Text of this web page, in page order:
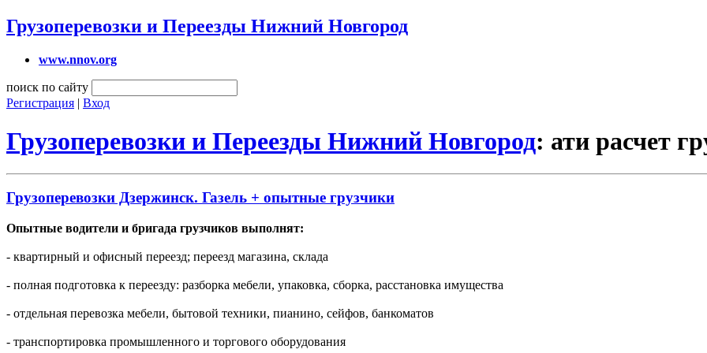
Грузоперевозки и Переезды Нижний Новгород
www.nnov.org
поиск по сайту
Регистрация | Вход
Грузоперевозки и Переезды Нижний Новгород: ати расчет
Грузоперевозки Дзержинск. Газель + опытные грузчики
Опытные водители и бригада грузчиков выполнят:
- квартирный и офисный переезд; переезд магазина, склада
- полная подготовка к переезду: разборка мебели, упаковка, сборка, расстановка имущества
- отдельная перевозка мебели, бытовой техники, пианино, сейфов, банкоматов
- транспортировка промышленного и торгового оборудования